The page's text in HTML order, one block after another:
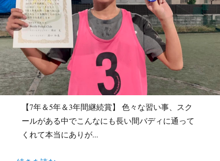
【7年＆5年＆3年間継続賞】 色々な習い事、スク
ールがある中でこんなにも長い間バディに通って
くれて本当にありが...